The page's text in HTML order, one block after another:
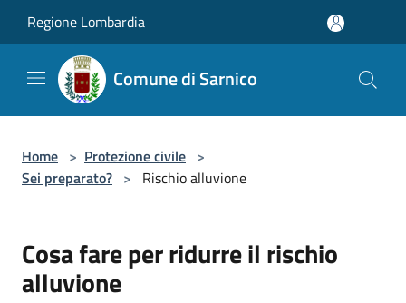
Regione Lombardia
Comune di Sarnico
Home > Protezione civile >
Sei preparato? > Rischio alluvione
Cosa fare per ridurre il rischio
alluvione